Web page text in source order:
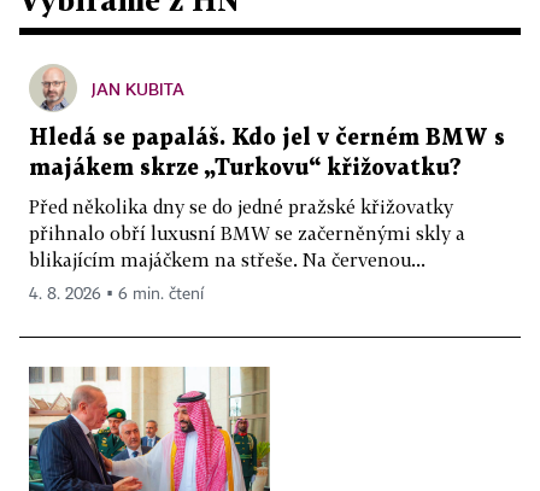
JAN KUBITA
Hledá se papaláš. Kdo jel v černém BMW s
majákem skrze „Turkovu“ křižovatku?
Před několika dny se do jedné pražské křižovatky
přihnalo obří luxusní BMW se začerněnými skly a
blikajícím majáčkem na střeše. Na červenou...
4. 8. 2026 ▪ 6 min. čtení